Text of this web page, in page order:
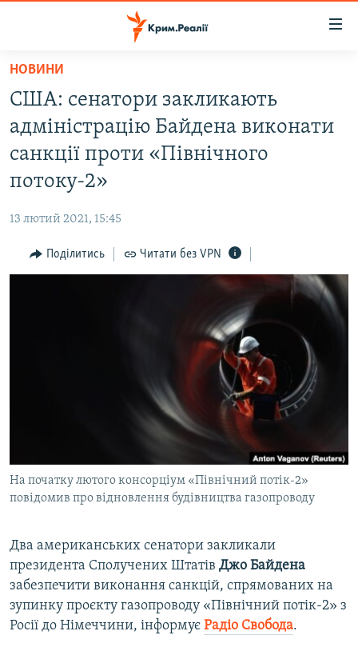
Перейти
основного
матеріалу
до
основної
Перейти
пошуку
ВІДЕО ТА ФОТО
ІНТЕРВ'Ю
УКРАЇНСЬКА ПРОБЛЕМА КРИМУ
НОВИНИ
США: сенатори закликають
адміністрацію Байдена виконати
санкції проти «Північного
потоку-2»
13 лютий 2021, 15:45
Поділитись Читати без VPN
На початку лютого консорціум «Північний потік-2»
повідомив про відновлення будівництва газопроводу
Два американських сенатори закликали
президента Сполучених Штатів Джо Байдена
забезпечити виконання санкцій, спрямованих на
зупинку проєкту газопроводу «Північний потік-2» з
Росії до Німеччини, інформує Радіо Свобода.